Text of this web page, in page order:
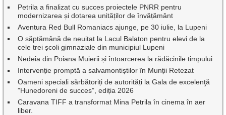
Petrila a finalizat cu succes proiectele PNRR pentru
modernizarea și dotarea unităților de învățământ
Aventura Red Bull Romaniacs ajunge, pe 30 iulie, la Lupeni
O săptămână de neuitat la Lacul Balaton pentru elevi de la
cele trei școli gimnaziale din municipiul Lupeni
Nedeia din Poiana Muierii și întoarcerea la rădăcinile timpului
Intervenție promptă a salvamontiștilor în Munții Retezat
Oameni speciali sărbătoriți de autorități la Gala de excelenţă
”Hunedoreni de succes”, ediția 2026
Caravana TIFF a transformat Mina Petrila în cinema în aer
liber.